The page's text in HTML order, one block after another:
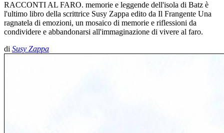
RACCONTI AL FARO. memorie e leggende dell'isola di Batz è
l'ultimo libro della scrittrice Susy Zappa edito da Il Frangente Una
ragnatela di emozioni, un mosaico di memorie e riflessioni da
condividere e abbandonarsi all'immaginazione di vivere al faro.
di Susy Zappa